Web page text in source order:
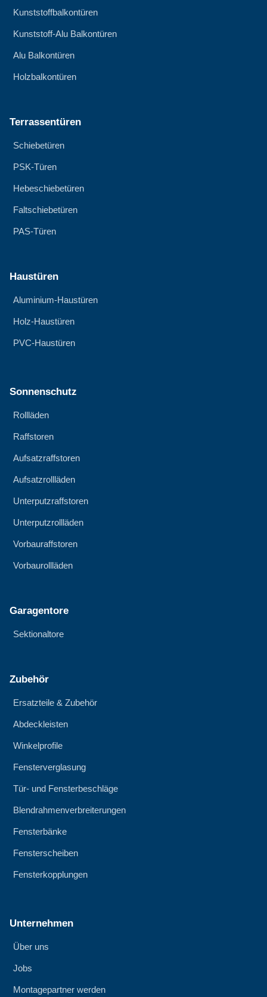
Kunststoffbalkontüren
Kunststoff-Alu Balkontüren
Alu Balkontüren
Holzbalkontüren
Terrassentüren
Schiebetüren
PSK-Türen
Hebeschiebetüren
Faltschiebetüren
PAS-Türen
Haustüren
Aluminium-Haustüren
Holz-Haustüren
PVC-Haustüren
Sonnenschutz
Rollläden
Raffstoren
Aufsatzraffstoren
Aufsatzrollläden
Unterputzraffstoren
Unterputzrollläden
Vorbauraffstoren
Vorbaurollläden
Garagentore
Sektionaltore
Zubehör
Ersatzteile & Zubehör
Abdeckleisten
Winkelprofile
Fensterverglasung
Tür- und Fensterbeschläge
Blendrahmenverbreiterungen
Fensterbänke
Fensterscheiben
Fensterkopplungen
Unternehmen
Über uns
Jobs
Montagepartner werden